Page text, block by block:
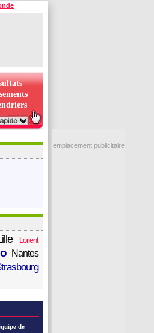
Lorient
Nantes
de
emplacement publicitaire